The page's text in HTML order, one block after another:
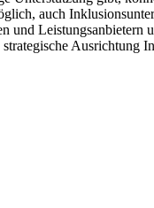
auch
Leistungsanbietern
Ausrichtung